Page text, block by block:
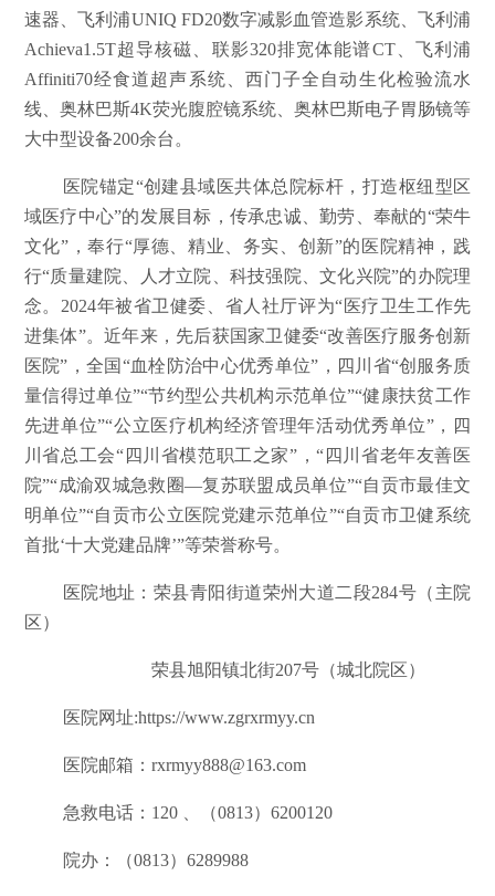
速器、飞利浦UNIQ FD20数字减影血管造影系统、飞利浦
Achieva1.5T超导核磁、联影320排宽体能谱CT、飞利浦
Affiniti70经食道超声系统、西门子全自动生化检验流水
线、奥林巴斯4K荧光腹腔镜系统、奥林巴斯电子胃肠镜等
大中型设备200余台。
医院锚定“创建县域医共体总院标杆，打造枢纽型区
域医疗中心”的发展目标，传承忠诚、勤劳、奉献的“荣牛
文化”，奉行“厚德、精业、务实、创新”的医院精神，践
行“质量建院、人才立院、科技强院、文化兴院”的办院理
念。2024年被省卫健委、省人社厅评为“医疗卫生工作先
进集体”。近年来，先后获国家卫健委“改善医疗服务创新
医院”，全国“血栓防治中心优秀单位”，四川省“创服务质
量信得过单位”“节约型公共机构示范单位”“健康扶贫工作
先进单位”“公立医疗机构经济管理年活动优秀单位”，四
川省总工会“四川省模范职工之家”，“四川省老年友善医
院”“成渝双城急救圈—复苏联盟成员单位”“自贡市最佳文
明单位”“自贡市公立医院党建示范单位”“自贡市卫健系统
首批‘十大党建品牌’”等荣誉称号。
医院地址：荣县青阳街道荣州大道二段284号（主院
区）
荣县旭阳镇北街207号（城北院区）
医院网址:https://www.zgrxrmyy.cn
医院邮箱：rxrmyy888@163.com
急救电话：120 、（0813）6200120
院办：（0813）6289988